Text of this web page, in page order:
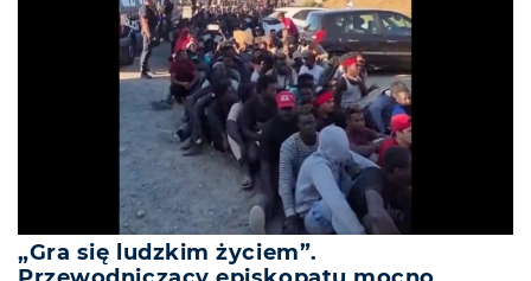
„Gra się ludzkim życiem”.